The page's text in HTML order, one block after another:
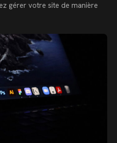
gérer votre site de manière